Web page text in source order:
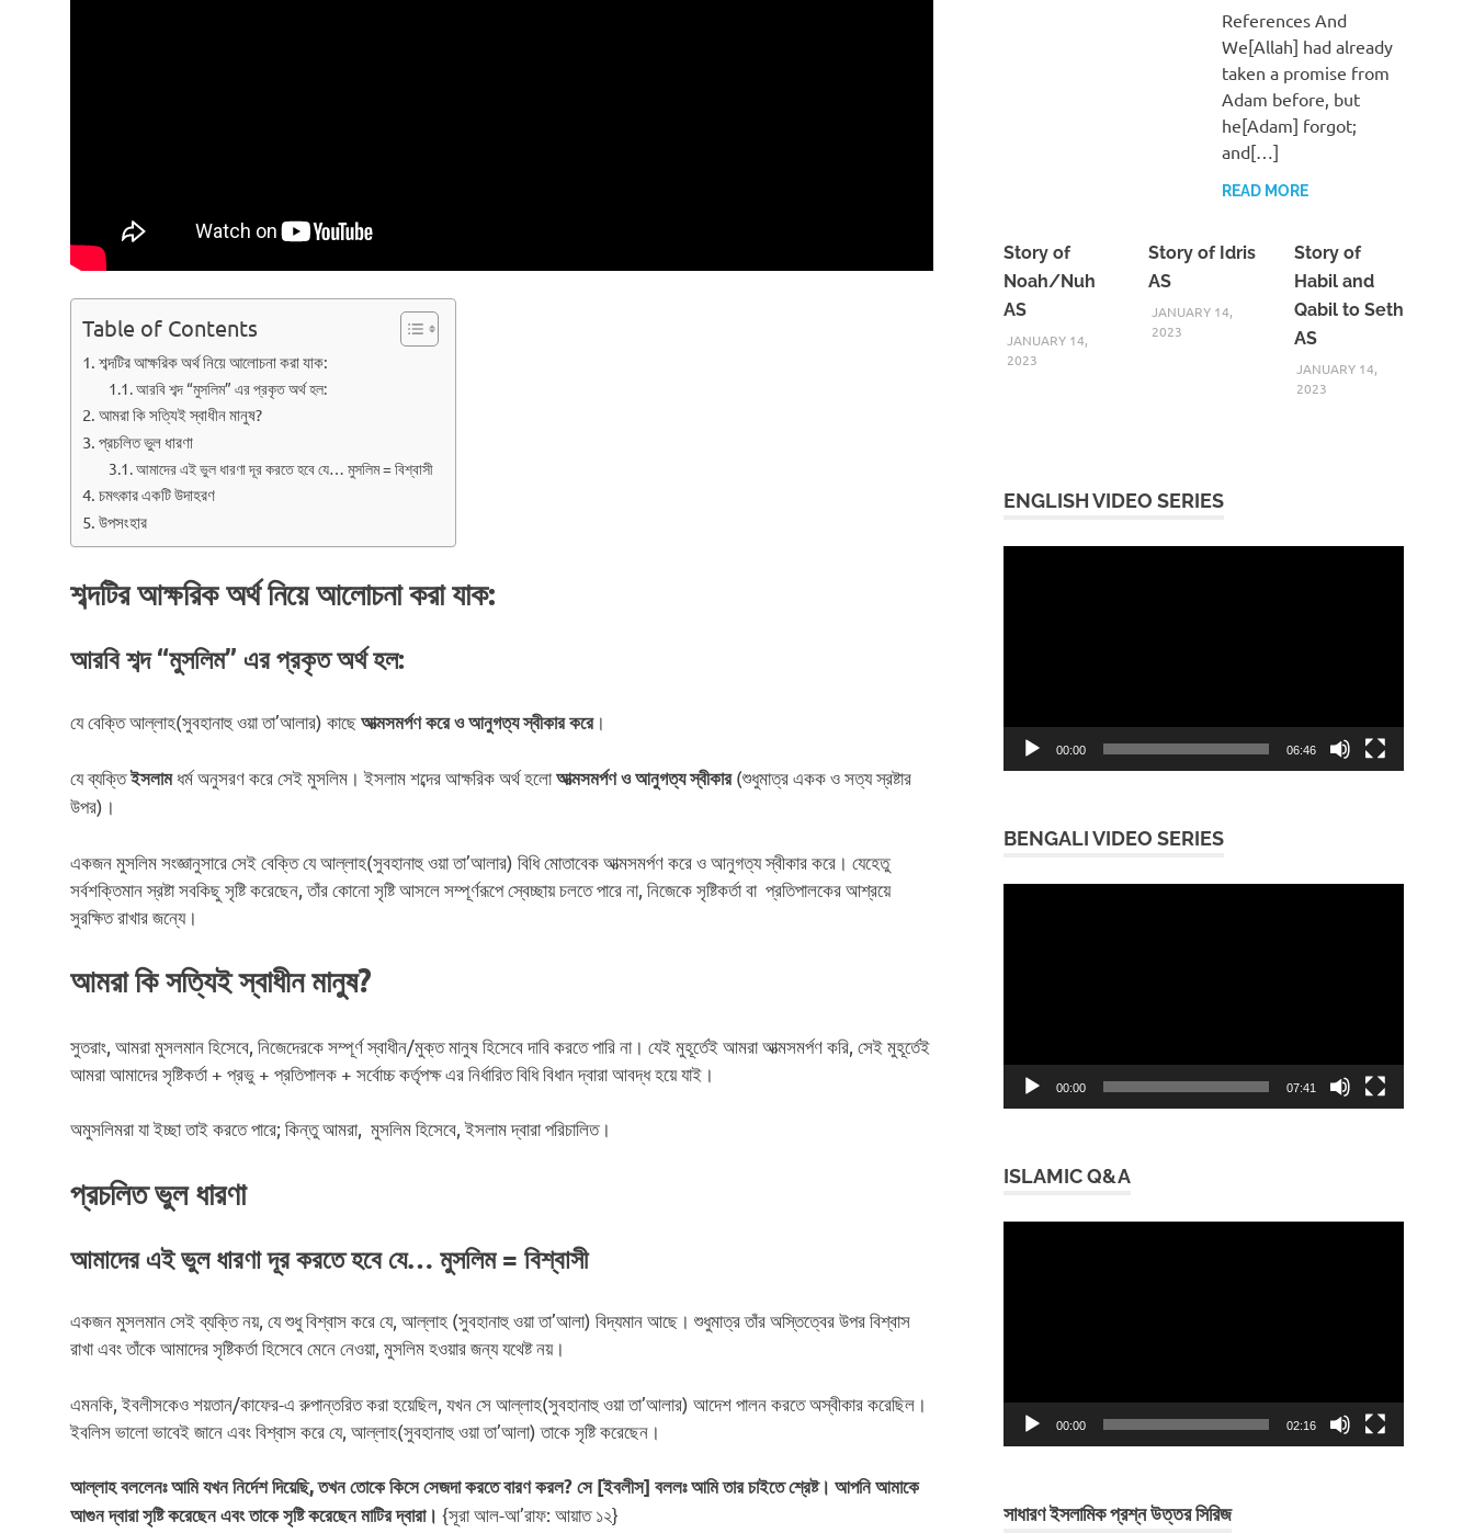
Table of Contents
শব্দটির আক্ষরিক অর্থ নিয়ে আলোচনা করা যাক:
আরবি শব্দ “মুসলিম” এর প্রকৃত অর্থ হল:
আমরা কি সত্যিই স্বাধীন মানুষ?
প্রচলিত ভুল ধারণা
আমাদের এই ভুল ধারণা দূর করতে হবে যে… মুসলিম = বিশ্বাসী
চমৎকার একটি উদাহরণ
উপসংহার
শব্দটির আক্ষরিক অর্থ নিয়ে আলোচনা করা যাক:
আরবি শব্দ “মুসলিম” এর প্রকৃত অর্থ হল:
যে বেক্তি আল্লাহ(সুবহানাহু ওয়া তা’আলার) কাছেআত্মসমর্পণ করে ও আনুগত্য স্বীকার করে।
যে ব্যক্তিইসলামধর্ম অনুসরণ করে সেই মুসলিম। ইসলাম শব্দের আক্ষরিক অর্থ হলোআত্মসমর্পণ ও আনুগত্য স্বীকার(শুধুমাত্র একক ও সত্য স্রষ্টার
উপর)।
একজন মুসলিম সংজ্ঞানুসারে সেই বেক্তি যে আল্লাহ(সুবহানাহু ওয়া তা’আলার) বিধি মোতাবেক আত্মসমর্পণ করে ও আনুগত্য স্বীকার করে। যেহেতু
সর্বশক্তিমান স্রষ্টা সবকিছু সৃষ্টি করেছেন, তাঁর কোনো সৃষ্টি আসলে সম্পূর্ণরূপে স্বেচ্ছায় চলতে পারে না, নিজেকে সৃষ্টিকর্তা বা প্রতিপালকের আশ্রয়ে
সুরক্ষিত রাখার জন্যে।
আমরা কি সত্যিই স্বাধীন মানুষ?
সুতরাং, আমরা মুসলমান হিসেবে, নিজেদেরকে সম্পূর্ণ স্বাধীন/মুক্ত মানুষ হিসেবে দাবি করতে পারি না। যেই মুহূর্তেই আমরা আত্মসমর্পণ করি, সেই মুহূর্তেই
আমরা আমাদের সৃষ্টিকর্তা + প্রভু + প্রতিপালক + সর্বোচ্চ কর্তৃপক্ষ এর নির্ধারিত বিধি বিধান দ্বারা আবদ্ধ হয়ে যাই।
অমুসলিমরা যা ইচ্ছা তাই করতে পারে; কিন্তু আমরা, মুসলিম হিসেবে, ইসলাম দ্বারা পরিচালিত।
প্রচলিত ভুল ধারণা
আমাদের এই ভুল ধারণা দূর করতে হবে যে… মুসলিম = বিশ্বাসী
একজন মুসলমান সেই ব্যক্তি নয়, যে শুধু বিশ্বাস করে যে, আল্লাহ (সুবহানাহু ওয়া তা’আলা) বিদ্যমান আছে। শুধুমাত্র তাঁর অস্তিত্বের উপর বিশ্বাস
রাখা এবং তাঁকে আমাদের সৃষ্টিকর্তা হিসেবে মেনে নেওয়া, মুসলিম হওয়ার জন্য যথেষ্ট নয়।
এমনকি, ইবলীসকেও শয়তান/কাফের-এ রুপান্তরিত করা হয়েছিল, যখন সে আল্লাহ(সুবহানাহু ওয়া তা’আলার) আদেশ পালন করতে অস্বীকার করেছিল।
ইবলিস ভালো ভাবেই জানে এবং বিশ্বাস করে যে, আল্লাহ(সুবহানাহু ওয়া তা’আলা) তাকে সৃষ্টি করেছেন।
আল্লাহ বললেনঃ আমি যখন নির্দেশ দিয়েছি, তখন তোকে কিসে সেজদা করতে বারণ করল? সে [ইবলীস] বললঃ আমি তার চাইতে শ্রেষ্ট। আপনি আমাকে
আগুন দ্বারা সৃষ্টি করেছেনএবং তাকে সৃষ্টি করেছেন মাটির দ্বারা। {সূরা আল-আ’রাফ: আয়াত ১২}
References And
We[Allah] had already
taken a promise from
Adam before, but
he[Adam] forgot;
and[…]
READ MORE
Story of
Noah/Nuh
AS
JANUARY 14,
2023
Story of Idris
AS
JANUARY 14,
2023
Story of
Habil and
Qabil to Seth
AS
JANUARY 14,
2023
ENGLISH VIDEO SERIES
00:00 06:46
BENGALI VIDEO SERIES
00:00 07:41
ISLAMIC Q&A
00:00 02:16
সাধারণ ইসলামিক প্রশ্ন উত্তর সিরিজ